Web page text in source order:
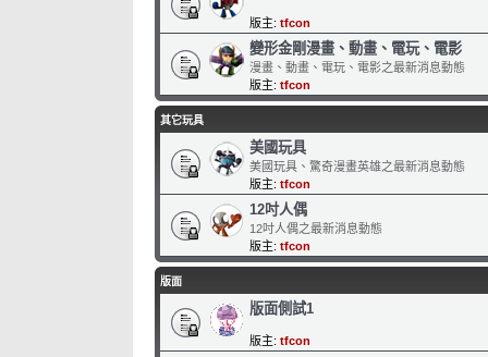
版主: tfcon
變形金剛漫畫、動畫、電玩、電影
漫畫、動畫、電玩、電影之最新消息動態
版主: tfcon
其它玩具
美國玩具
美國玩具、驚奇漫畫英雄之最新消息動態
版主: tfcon
12吋人偶
12吋人偶之最新消息動態
版主: tfcon
版面
版面側試1
版主: tfcon